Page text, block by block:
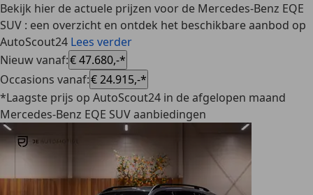
Bekijk hier de actuele prijzen voor de Mercedes-Benz EQE
SUV : een overzicht en ontdek het beschikbare aanbod op
AutoScout24 Lees verder
Nieuw vanaf:€ 47.680,-*
Occasions vanaf:€ 24.915,-*
*Laagste prijs op AutoScout24 in de afgelopen maand
Mercedes-Benz EQE SUV aanbiedingen